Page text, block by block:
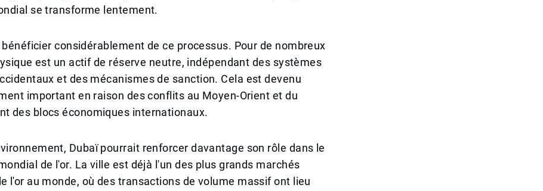
se transforme lentement.
bénéficier considérablement de ce processus. Pour de nombreux
est un actif de réserve neutre, indépendant des systèmes
et des mécanismes de sanction. Cela est devenu
important en raison des conflits au Moyen-Orient et du
des blocs économiques internationaux.
Dubaï pourrait renforcer davantage son rôle dans le
de l'or. La ville est déjà l'un des plus grands marchés
l'or au monde, où des transactions de volume massif ont lieu